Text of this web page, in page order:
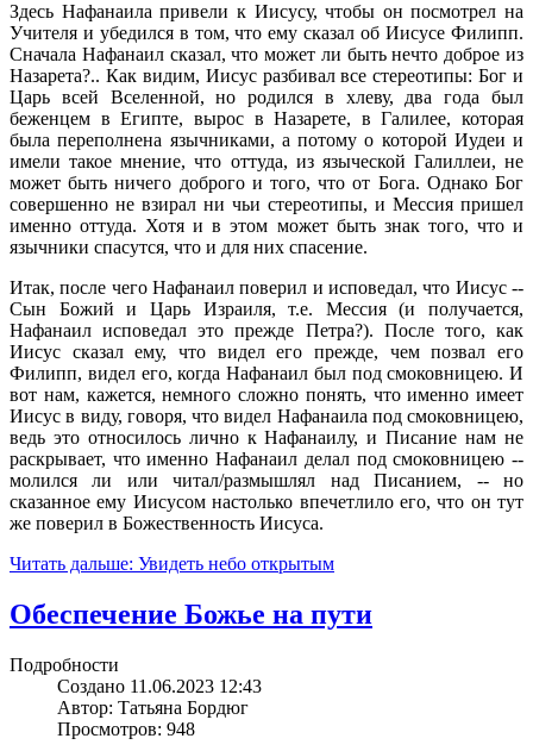
Здесь Нафанаила привели к Иисусу, чтобы он посмотрел на
Учителя и убедился в том, что ему сказал об Иисусе Филипп.
Сначала Нафанаил сказал, что может ли быть нечто доброе из
Назарета?.. Как видим, Иисус разбивал все стереотипы: Бог и
Царь всей Вселенной, но родился в хлеву, два года был
беженцем в Египте, вырос в Назарете, в Галилее, которая
была переполнена язычниками, а потому о которой Иудеи и
имели такое мнение, что оттуда, из языческой Галиллеи, не
может быть ничего доброго и того, что от Бога. Однако Бог
совершенно не взирал ни чьи стереотипы, и Мессия пришел
именно оттуда. Хотя и в этом может быть знак того, что и
язычники спасутся, что и для них спасение.
Итак, после чего Нафанаил поверил и исповедал, что Иисус --
Сын Божий и Царь Израиля, т.е. Мессия (и получается,
Нафанаил исповедал это прежде Петра?). После того, как
Иисус сказал ему, что видел его прежде, чем позвал его
Филипп, видел его, когда Нафанаил был под смоковницею. И
вот нам, кажется, немного сложно понять, что именно имеет
Иисус в виду, говоря, что видел Нафанаила под смоковницею,
ведь это относилось лично к Нафанаилу, и Писание нам не
раскрывает, что именно Нафанаил делал под смоковницею --
молился ли или читал/размышлял над Писанием, -- но
сказанное ему Иисусом настолько впечетлило его, что он тут
же поверил в Божественность Иисуса.
Читать дальше: Увидеть небо открытым
Обеспечение Божье на пути
Подробности
Создано 11.06.2023 12:43
Автор: Татьяна Бордюг
Просмотров: 948